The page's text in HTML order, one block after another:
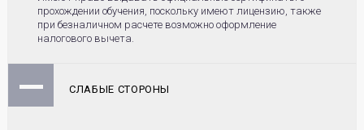
прохождении обучения, поскольку имеют лицензию, также
при безналичном расчете возможно оформление
налогового вычета.
СЛАБЫЕ СТОРОНЫ